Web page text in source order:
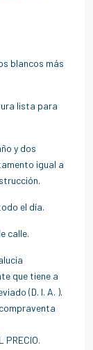
blancos más
lista para
y dos
igual a
el día.
calle.
que tiene a
(D. I. A. ).
PRECIO.